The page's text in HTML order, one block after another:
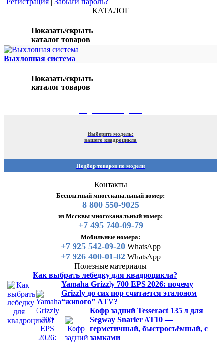
КАТАЛОГ
Показать/скрыть
каталог товаров
Выхлопная система
Показать/скрыть
каталог товаров
Выберите модель:
вашего квадроцикла
Подбор товаров по модели
Контакты
Бесплатный многоканальный номер:
8 800 550-9025
из Москвы многоканальный номер:
+7 495 740-09-79
Мобильные номера:
+7 925 542-09-20WhatsApp
+7 926 400-01-82WhatsApp
Полезные материалы
Как выбрать лебедку для квадроцикла?
Yamaha Grizzly 700 EPS 2026: почему
Grizzly до сих пор считается эталоном
“живого” ATV?
Кофр задний Tesseract 135 л для
Segway Snarler AT10 —
герметичный, быстросъёмный, с
замками